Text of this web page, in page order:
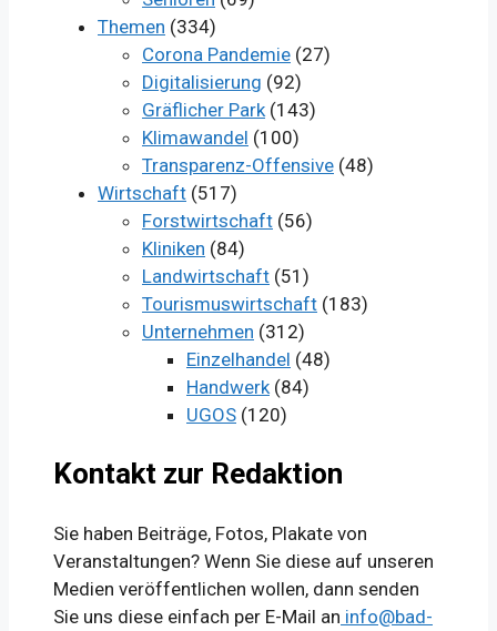
Themen (334)
Corona Pandemie (27)
Digitalisierung (92)
Gräflicher Park (143)
Klimawandel (100)
Transparenz-Offensive (48)
Wirtschaft (517)
Forstwirtschaft (56)
Kliniken (84)
Landwirtschaft (51)
Tourismuswirtschaft (183)
Unternehmen (312)
Einzelhandel (48)
Handwerk (84)
UGOS (120)
Kontakt zur Redaktion
Sie haben Beiträge, Fotos, Plakate von
Veranstaltungen? Wenn Sie diese auf unseren
Medien veröffentlichen wollen, dann senden
Sie uns diese einfach per E-Mail an info@bad-